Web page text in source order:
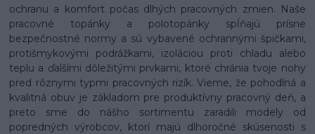
ochranu a komfort počas dlhých pracovných zmien. Naše
pracovné topánky a polotopánky spĺňajú prísne
bezpečnostné normy a sú vybavené ochrannými špičkami,
protišmykovými podrážkami, izoláciou proti chladu alebo
teplu a ďalšími dôležitými prvkami, ktoré chránia tvoje nohy
pred rôznymi typmi pracovných rizík. Vieme, že pohodlná a
kvalitná obuv je základom pre produktívny pracovný deň, a
preto sme do nášho sortimentu zaradili modely od
popredných výrobcov, ktorí majú dlhoročné skúsenosti s